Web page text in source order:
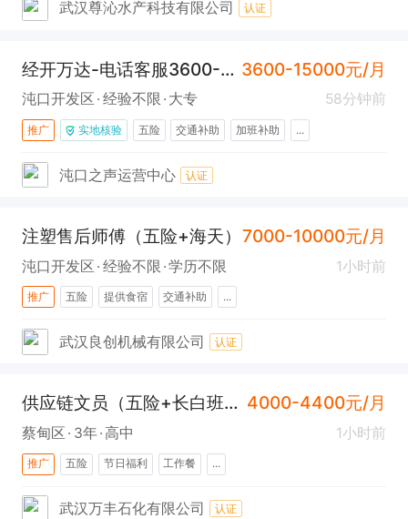
武汉尊沁水产科技有限公司 认证
经开万达-电话客服3600-15000（车都快聘平台销售顾问） 3600-15000元/月
沌口开发区 经验不限 大专 58分钟前
推广 实地核验 五险 交通补助 加班补助 ...
沌口之声运营中心 认证
注塑售后师傅（五险+海天） 7000-10000元/月
沌口开发区 经验不限 学历不限 1小时前
推广 五险 提供食宿 交通补助 ...
武汉良创机械有限公司 认证
供应链文员（五险+长白班+常福） 4000-4400元/月
蔡甸区 3年 高中 1小时前
推广 五险 节日福利 工作餐 ...
武汉万丰石化有限公司 认证